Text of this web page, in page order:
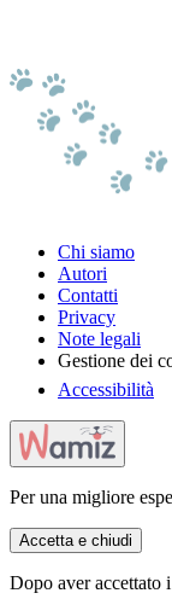
Chi siamo
Autori
Contatti
Privacy
Note legali
Gestione dei
Accessibilità
Per una migliore
Accetta e chiudi
Dopo aver accettato